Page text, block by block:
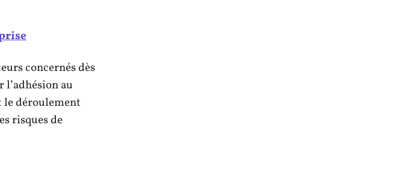
concernés dès
au
le déroulement
risques de